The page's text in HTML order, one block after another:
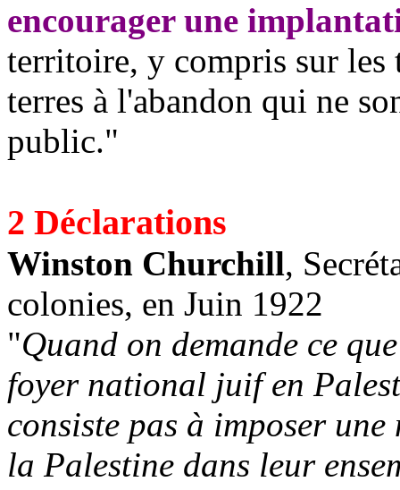
encourager une
territoire, y compris sur les
terres à l'abandon qui ne
public."
2 Déclarations
Winston Churchill,
colonies, en Juin 1922
"Quand on demande ce
foyer national juif en
consiste pas à imposer
la Palestine dans leur